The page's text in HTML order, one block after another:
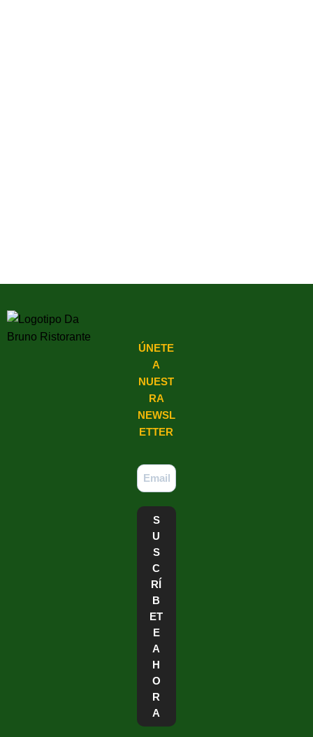
ÚNETE
A
NUEST
RA
NEWSL
ETTER
S
U
S
C
RÍ
B
ET
E
A
H
O
R
A